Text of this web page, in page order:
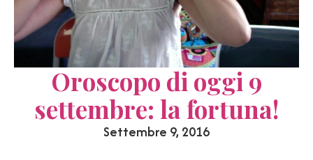
Oroscopo di oggi 9
settembre: la fortuna!
Settembre 9, 2016